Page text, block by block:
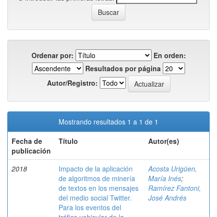
Ordenar por:
En orden:
Resultados por página
Autor/Registro:
Mostrando resultados 1 a 1 de 1
Fecha de
publicación
Título Autor(es)
2018
Impacto de la aplicación
de algoritmos de minería
de textos en los mensajes
del medio social Twitter.
Para los eventos del
Acosta Urigüen,
María Inés;
Ramírez Fantoni,
José Andrés